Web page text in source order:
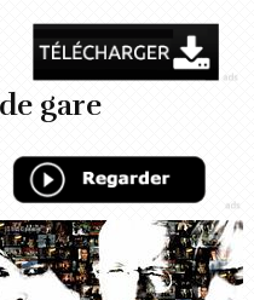
gare